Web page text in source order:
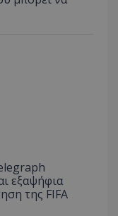
εξαψήφια
της FIFA